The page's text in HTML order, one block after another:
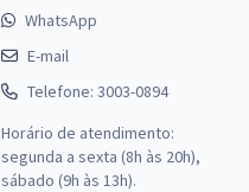
WhatsApp
E-mail
Telefone: 3003-0894
Horário de atendimento:
segunda a sexta (8h às 20h),
sábado (9h às 13h).